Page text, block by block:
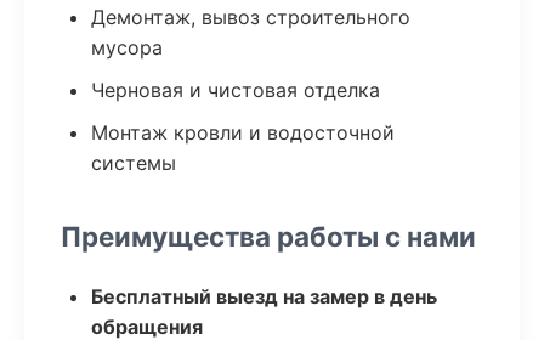
Демонтаж, вывоз строительного
мусора
Черновая и чистовая отделка
Монтаж кровли и водосточной
системы
Преимущества работы с нами
Бесплатный выезд на замер в день
обращения